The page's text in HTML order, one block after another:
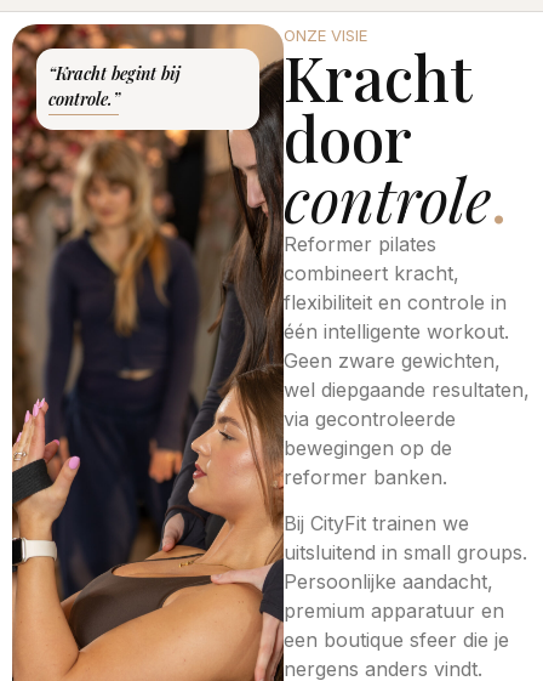
“Kracht begint bij
controle.”
ONZE VISIE
Kracht
door
controle.
Reformer pilates
combineert kracht,
flexibiliteit en controle in
één intelligente workout.
Geen zware gewichten,
wel diepgaande resultaten,
via gecontroleerde
bewegingen op de
reformer banken.
Bij CityFit trainen we
uitsluitend in small groups.
Persoonlijke aandacht,
premium apparatuur en
een boutique sfeer die je
nergens anders vindt.